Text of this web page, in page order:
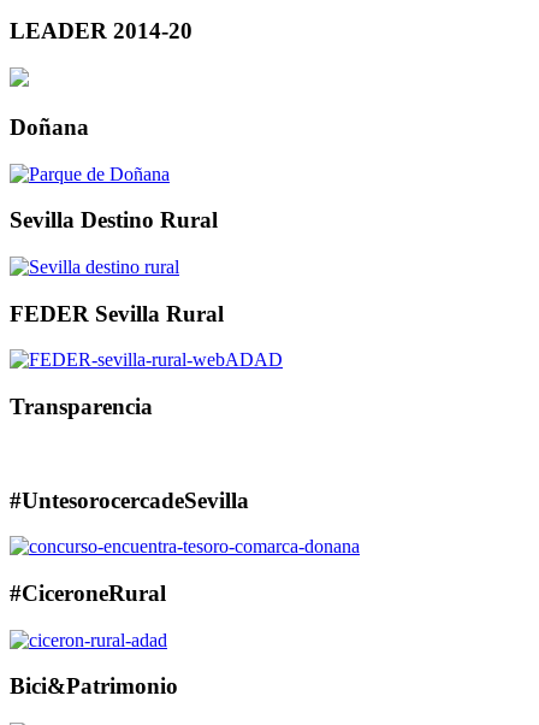
LEADER 2014-20
Doñana
Sevilla Destino Rural
FEDER Sevilla Rural
Transparencia
#UntesorocercadeSevilla
#CiceroneRural
Bici&Patrimonio